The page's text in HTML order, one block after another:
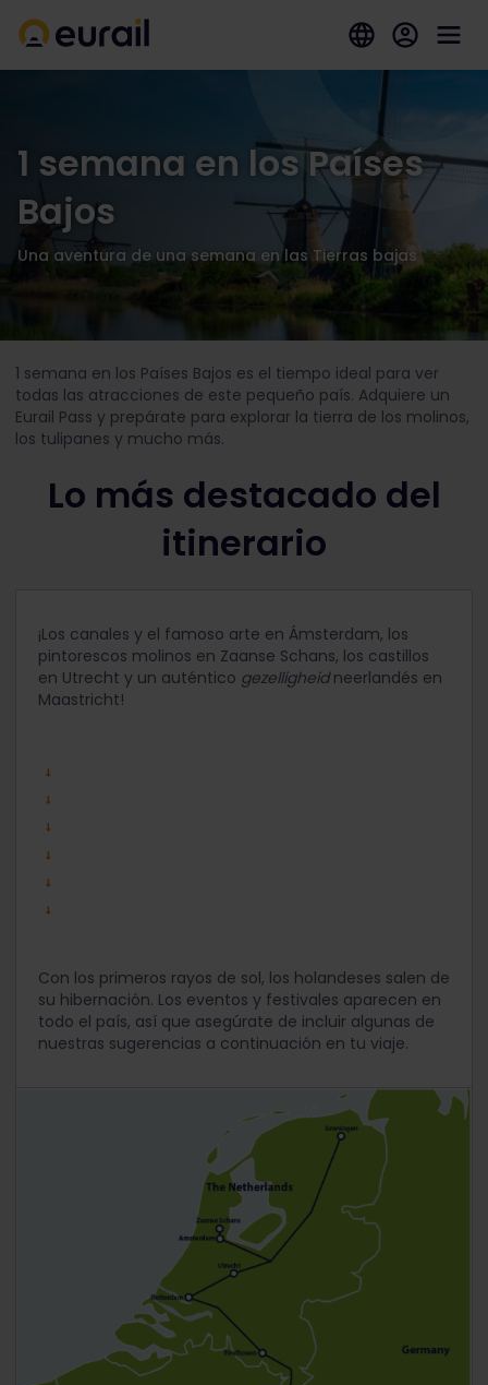
1 semana en los Países
Bajos
Una aventura de una semana en las Tierras bajas
1 semana en los Países Bajos es el tiempo ideal para ver
todas las atracciones de este pequeño país. Adquiere un
Eurail Pass y prepárate para explorar la tierra de los molinos,
los tulipanes y mucho más.
Lo más destacado del
itinerario
¡Los canales y el famoso arte en Ámsterdam, los
pintorescos molinos en Zaanse Schans, los castillos
en Utrecht y un auténtico gezelligheidneerlandés en
Maastricht!
Con los primeros rayos de sol, los holandeses salen de
su hibernación. Los eventos y festivales aparecen en
todo el país, así que asegúrate de incluir algunas de
nuestras sugerencias a continuación en tu viaje.